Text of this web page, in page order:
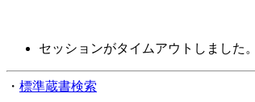
セッションがタイムアウトしました。
・ 標準蔵書検索